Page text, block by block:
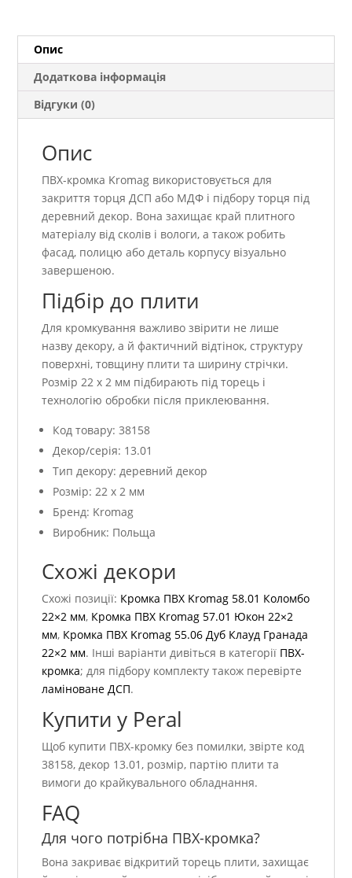
кількість
Опис
Додаткова інформація
Відгуки (0)
Опис
ПВХ-кромка Kromag використовується для
закриття торця ДСП або МДФ і підбору торця під
деревний декор. Вона захищає край плитного
матеріалу від сколів і вологи, а також робить
фасад, полицю або деталь корпусу візуально
завершеною.
Підбір до плити
Для кромкування важливо звірити не лише
назву декору, а й фактичний відтінок, структуру
поверхні, товщину плити та ширину стрічки.
Розмір 22 x 2 мм підбирають під торець і
технологію обробки після приклеювання.
Код товару: 38158
Декор/серія: 13.01
Тип декору: деревний декор
Розмір: 22 x 2 мм
Бренд: Kromag
Виробник: Польща
Схожі декори
Схожі позиції: Кромка ПВХ Kromag 58.01 Коломбо
22×2 мм, Кромка ПВХ Kromag 57.01 Юкон 22×2
мм, Кромка ПВХ Kromag 55.06 Дуб Клауд Гранада
22×2 мм. Інші варіанти дивіться в категорії ПВХ-
кромка; для підбору комплекту також перевірте
ламіноване ДСП.
Купити у Peral
Щоб купити ПВХ-кромку без помилки, звірте код
38158, декор 13.01, розмір, партію плити та
вимоги до крайкувального обладнання.
FAQ
Для чого потрібна ПВХ-кромка?
Вона закриває відкритий торець плити, захищає